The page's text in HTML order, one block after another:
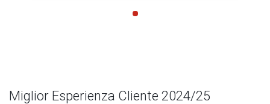
Miglior Esperienza Cliente 2024/25